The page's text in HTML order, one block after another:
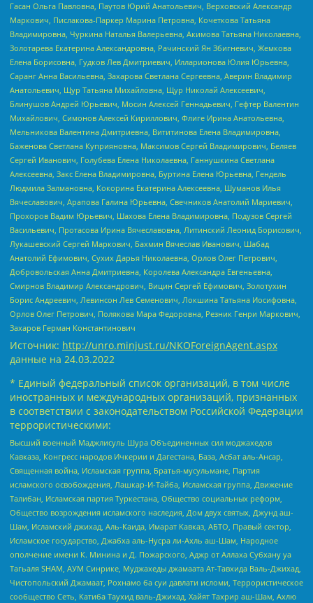
Гасан Ольга Павловна, Паутов Юрий Анатольевич, Верховский Александр
Маркович, Пислакова-Паркер Марина Петровна, Кочеткова Татьяна
Владимировна, Чуркина Наталья Валерьевна, Акимова Татьяна Николаевна,
Золотарева Екатерина Александровна, Рачинский Ян Збигневич, Жемкова
Елена Борисовна, Гудков Лев Дмитриевич, Илларионова Юлия Юрьевна,
Саранг Анна Васильевна, Захарова Светлана Сергеевна, Аверин Владимир
Анатольевич, Щур Татьяна Михайловна, Щур Николай Алексеевич,
Блинушов Андрей Юрьевич, Мосин Алексей Геннадьевич, Гефтер Валентин
Михайлович, Симонов Алексей Кириллович, Флиге Ирина Анатольевна,
Мельникова Валентина Дмитриевна, Вититинова Елена Владимировна,
Баженова Светлана Куприяновна, Максимов Сергей Владимирович, Беляев
Сергей Иванович, Голубева Елена Николаевна, Ганнушкина Светлана
Алексеевна, Закс Елена Владимировна, Буртина Елена Юрьевна, Гендель
Людмила Залмановна, Кокорина Екатерина Алексеевна, Шуманов Илья
Вячеславович, Арапова Галина Юрьевна, Свечников Анатолий Мариевич,
Прохоров Вадим Юрьевич, Шахова Елена Владимировна, Подузов Сергей
Васильевич, Протасова Ирина Вячеславовна, Литинский Леонид Борисович,
Лукашевский Сергей Маркович, Бахмин Вячеслав Иванович, Шабад
Анатолий Ефимович, Сухих Дарья Николаевна, Орлов Олег Петрович,
Добровольская Анна Дмитриевна, Королева Александра Евгеньевна,
Смирнов Владимир Александрович, Вицин Сергей Ефимович, Золотухин
Борис Андреевич, Левинсон Лев Семенович, Локшина Татьяна Иосифовна,
Орлов Олег Петрович, Полякова Мара Федоровна, Резник Генри Маркович,
Захаров Герман Константинович
Источник: http://unro.minjust.ru/NKOForeignAgent.aspx
данные на 24.03.2022
* Единый федеральный список организаций, в том числе
иностранных и международных организаций, признанных
в соответствии с законодательством Российской Федерации
террористическими:
Высший военный Маджлисуль Шура Объединенных сил моджахедов
Кавказа, Конгресс народов Ичкерии и Дагестана, База, Асбат аль-Ансар,
Священная война, Исламская группа, Братья-мусульмане, Партия
исламского освобождения, Лашкар-И-Тайба, Исламская группа, Движение
Талибан, Исламская партия Туркестана, Общество социальных реформ,
Общество возрождения исламского наследия, Дом двух святых, Джунд аш-
Шам, Исламский джихад, Аль-Каида, Имарат Кавказ, АБТО, Правый сектор,
Исламское государство, Джабха аль-Нусра ли-Ахль аш-Шам, Народное
ополчение имени К. Минина и Д. Пожарского, Аджр от Аллаха Субхану уа
Тагьаля SHAM, АУМ Синрике, Муджахеды джамаата Ат-Тавхида Валь-Джихад,
Чистопольский Джамаат, Рохнамо ба суи давлати исломи, Террористическое
сообщество Сеть, Катиба Таухид валь-Джихад, Хайят Тахрир аш-Шам, Ахлю